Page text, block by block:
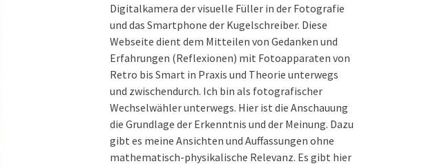
Digitalkamera der visuelle Füller in der Fotografie
und das Smartphone der Kugelschreiber. Diese
Webseite dient dem Mitteilen von Gedanken und
Erfahrungen (Reflexionen) mit Fotoapparaten von
Retro bis Smart in Praxis und Theorie unterwegs
und zwischendurch. Ich bin als fotografischer
Wechselwähler unterwegs. Hier ist die Anschauung
die Grundlage der Erkenntnis und der Meinung. Dazu
gibt es meine Ansichten und Auffassungen ohne
mathematisch-physikalische Relevanz. Es gibt hier